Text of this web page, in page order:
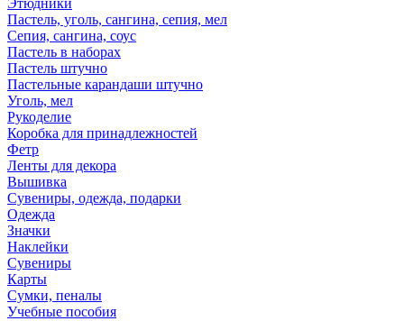
Этюдники
Пастель, уголь, сангина, сепия, мел
Сепия, сангина, соус
Пастель в наборах
Пастель штучно
Пастельные карандаши штучно
Уголь, мел
Рукоделие
Коробка для принадлежностей
Фетр
Ленты для декора
Вышивка
Сувениры, одежда, подарки
Одежда
Значки
Наклейки
Сувениры
Карты
Сумки, пеналы
Учебные пособия